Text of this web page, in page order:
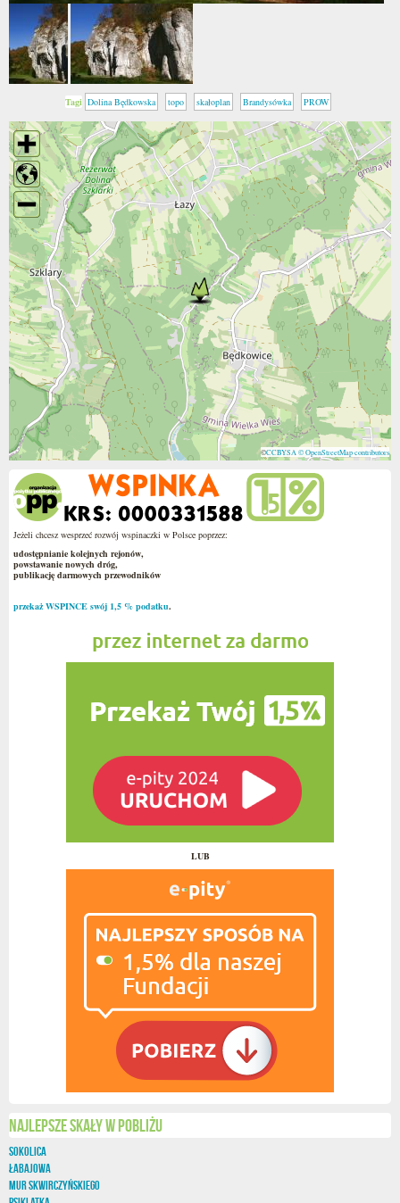
Tagi Dolina Będkowska topo skałoplan Brandysówka PROW
©CCBYSA © OpenStreetMap contributors
Jeżeli chcesz wesprzeć rozwój wspinaczki w Polsce poprzez:
udostępnianie kolejnych rejonów,
powstawanie nowych dróg,
publikację darmowych przewodników
przekaż WSPINCE swój 1,5 % podatku.
LUB
Najlepsze skały w pobliżu
Sokolica
Łabajowa
Mur Skwirczyńskiego